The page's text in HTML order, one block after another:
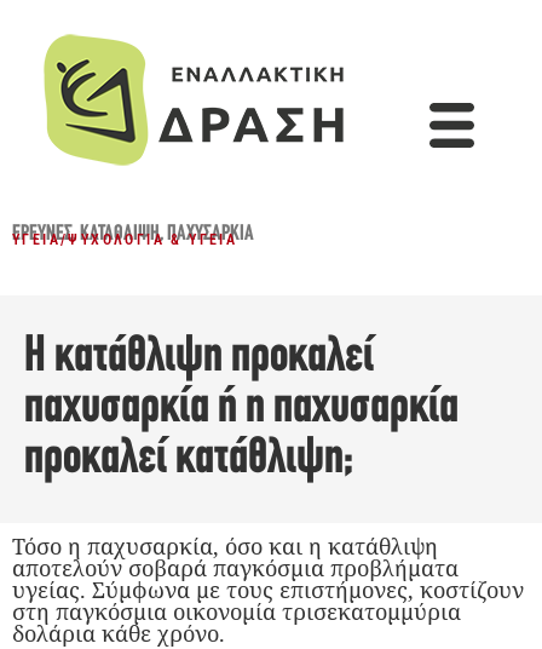
ΈΡΕΥΝΕΣ,ΚΑΤΆΘΛΙΨΗ,ΠΑΧΥΣΑΡΚΊΑ
ΥΓΕΊΑ/ΨΥΧΟΛΟΓΊΑ & ΥΓΕΊΑ
Η κατάθλιψη προκαλεί
παχυσαρκία ή η παχυσαρκία
προκαλεί κατάθλιψη;
Τόσο η παχυσαρκία, όσο και η κατάθλιψη
αποτελούν σοβαρά παγκόσμια προβλήματα
υγείας. Σύμφωνα με τους επιστήμονες, κοστίζουν
στη παγκόσμια οικονομία τρισεκατομμύρια
δολάρια κάθε χρόνο.